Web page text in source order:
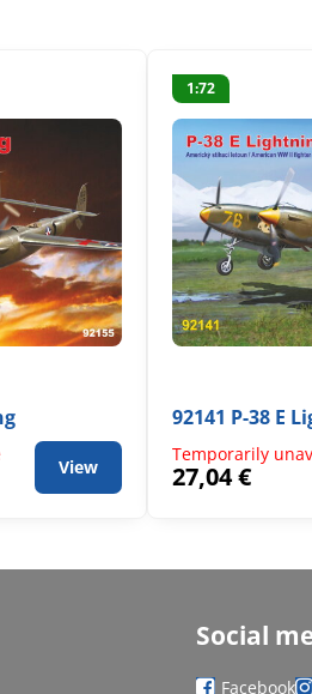
View
1:72
92141 P-38 E
Temporarily
27,04 €
Social
Facebook